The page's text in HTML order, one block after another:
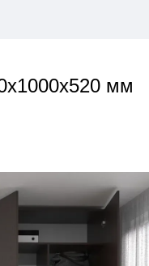
мм